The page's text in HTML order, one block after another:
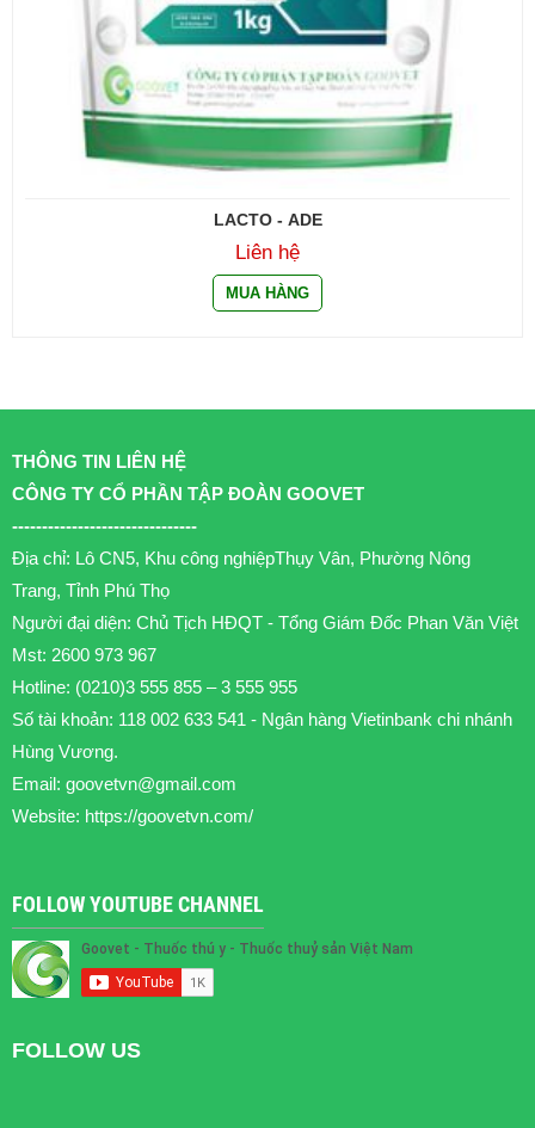
LACTO - ADE
Liên hệ
THÔNG TIN LIÊN HỆ
CÔNG TY CỔ PHẦN TẬP ĐOÀN GOOVET
-------------------------------
Địa chỉ: Lô CN5, Khu công nghiệpThụy Vân, Phường Nông
Trang, Tỉnh Phú Thọ
Người đại diện: Chủ Tịch HĐQT - Tổng Giám Đốc Phan Văn Việt
Mst: 2600 973 967
Hotline: (0210)3 555 855 – 3 555 955
Số tài khoản: 118 002 633 541 - Ngân hàng Vietinbank chi nhánh
Hùng Vương.
Email: goovetvn@gmail.com
Website: https://goovetvn.com/
FOLLOW YOUTUBE CHANNEL
FOLLOW US